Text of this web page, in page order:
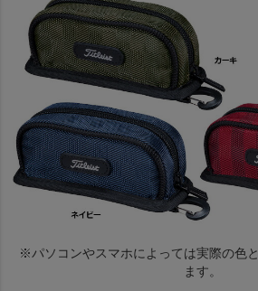
※パソコンやスマホによっては実際の色
ます。